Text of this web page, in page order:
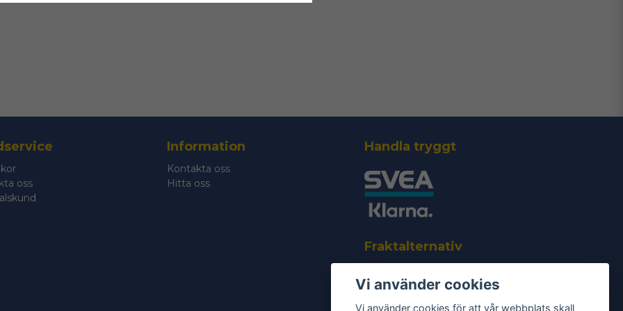
ofta vid:
oss
Information
Kontakta oss
Hitta oss
Handla tryggt
Fraktalternativ
Vi använder cookies
Vi använder cookies för att vår webbplats skall